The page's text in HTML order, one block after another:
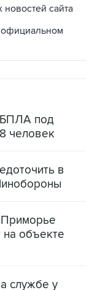
сайта
официальном
БПЛА под
человек
в
на объекте
службе у